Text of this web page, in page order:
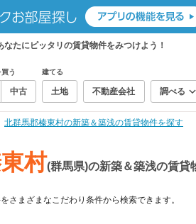
たにピッタリの賃貸物件をみつけよう！
う
中古
建てる
土地 不動産会社 調べる
北群馬郡榛東村の新築＆築浅の賃貸物件を探す
村(群馬県)の新築＆築浅の賃貸
さまざまなこだわり条件から検索できます。